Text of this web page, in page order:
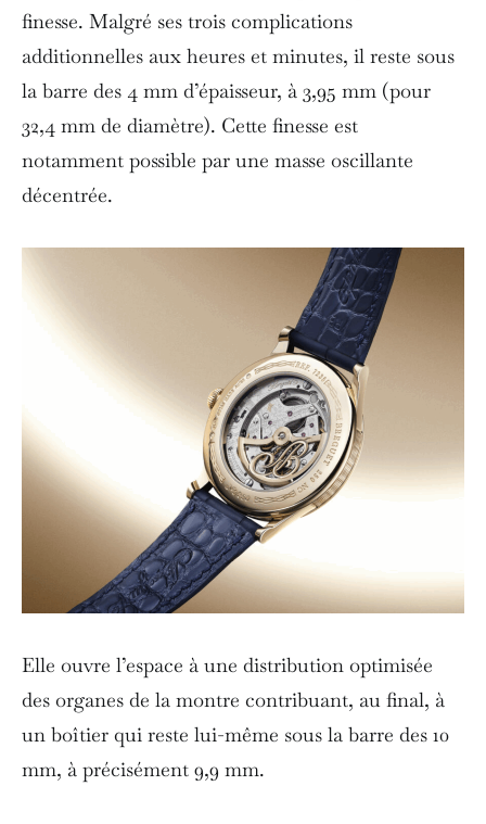
finesse. Malgré ses trois complications
additionnelles aux heures et minutes, il reste sous
la barre des 4 mm d’épaisseur, à 3,95 mm (pour
32,4 mm de diamètre). Cette finesse est
notamment possible par une masse oscillante
décentrée.
Elle ouvre l’espace à une distribution optimisée
des organes de la montre contribuant, au final, à
un boîtier qui reste lui-même sous la barre des 10
mm, à précisément 9,9 mm.